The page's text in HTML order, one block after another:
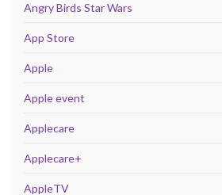
Angry Birds Star Wars
App Store
Apple
Apple event
Applecare
Applecare+
AppleTV